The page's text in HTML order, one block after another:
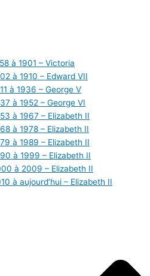
à 1901 – Victoria
à 1910 – Edward VII
à 1936 – George V
à 1952 – George VI
à 1967 – Elizabeth II
à 1978 – Elizabeth II
à 1989 – Elizabeth II
à 1999 – Elizabeth II
à 2009 – Elizabeth II
à aujourd’hui – Elizabeth II